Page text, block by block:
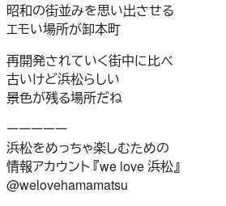
昭和の街並みを思い出させる
エモい場所が卸本町
再開発されていく街中に比べ
古いけど浜松らしい
景色が残る場所だね
ーーーーー
浜松をめっちゃ楽しむための
情報アカウント 『we love 浜松』
@welovehamamatsu